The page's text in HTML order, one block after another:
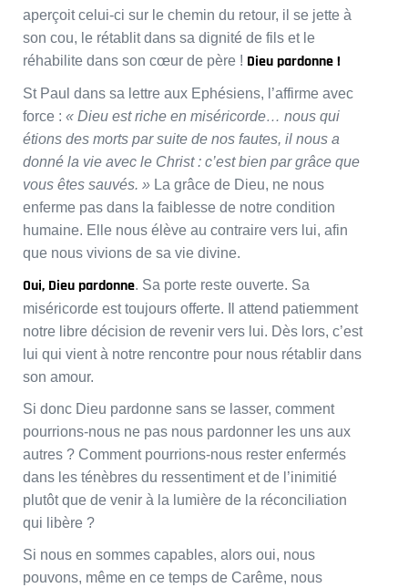
aperçoit celui-ci sur le chemin du retour, il se jette à
son cou, le rétablit dans sa dignité de fils et le
réhabilite dans son cœur de père ! Dieu pardonne !
St Paul dans sa lettre aux Ephésiens, l’affirme avec
force : « Dieu est riche en miséricorde… nous qui
étions des morts par suite de nos fautes, il nous a
donné la vie avec le Christ : c’est bien par grâce que
vous êtes sauvés. » La grâce de Dieu, ne nous
enferme pas dans la faiblesse de notre condition
humaine. Elle nous élève au contraire vers lui, afin
que nous vivions de sa vie divine.
Oui, Dieu pardonne. Sa porte reste ouverte. Sa
miséricorde est toujours offerte. Il attend patiemment
notre libre décision de revenir vers lui. Dès lors, c’est
lui qui vient à notre rencontre pour nous rétablir dans
son amour.
Si donc Dieu pardonne sans se lasser, comment
pourrions-nous ne pas nous pardonner les uns aux
autres ? Comment pourrions-nous rester enfermés
dans les ténèbres du ressentiment et de l’inimitié
plutôt que de venir à la lumière de la réconciliation
qui libère ?
Si nous en sommes capables, alors oui, nous
pouvons, même en ce temps de Carême, nous